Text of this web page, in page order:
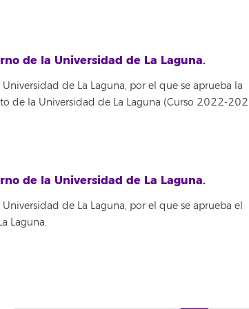
de la Universidad de La Laguna.
de La Laguna, por el que se aprueba la
de la Universidad de La Laguna (Curso 2022-
de la Universidad de La Laguna.
de La Laguna, por el que se aprueba el
Laguna.